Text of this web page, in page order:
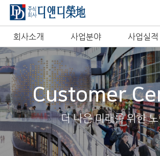
회사소개 사업분야 사업실적
Customer
더 나은 미래를 위한